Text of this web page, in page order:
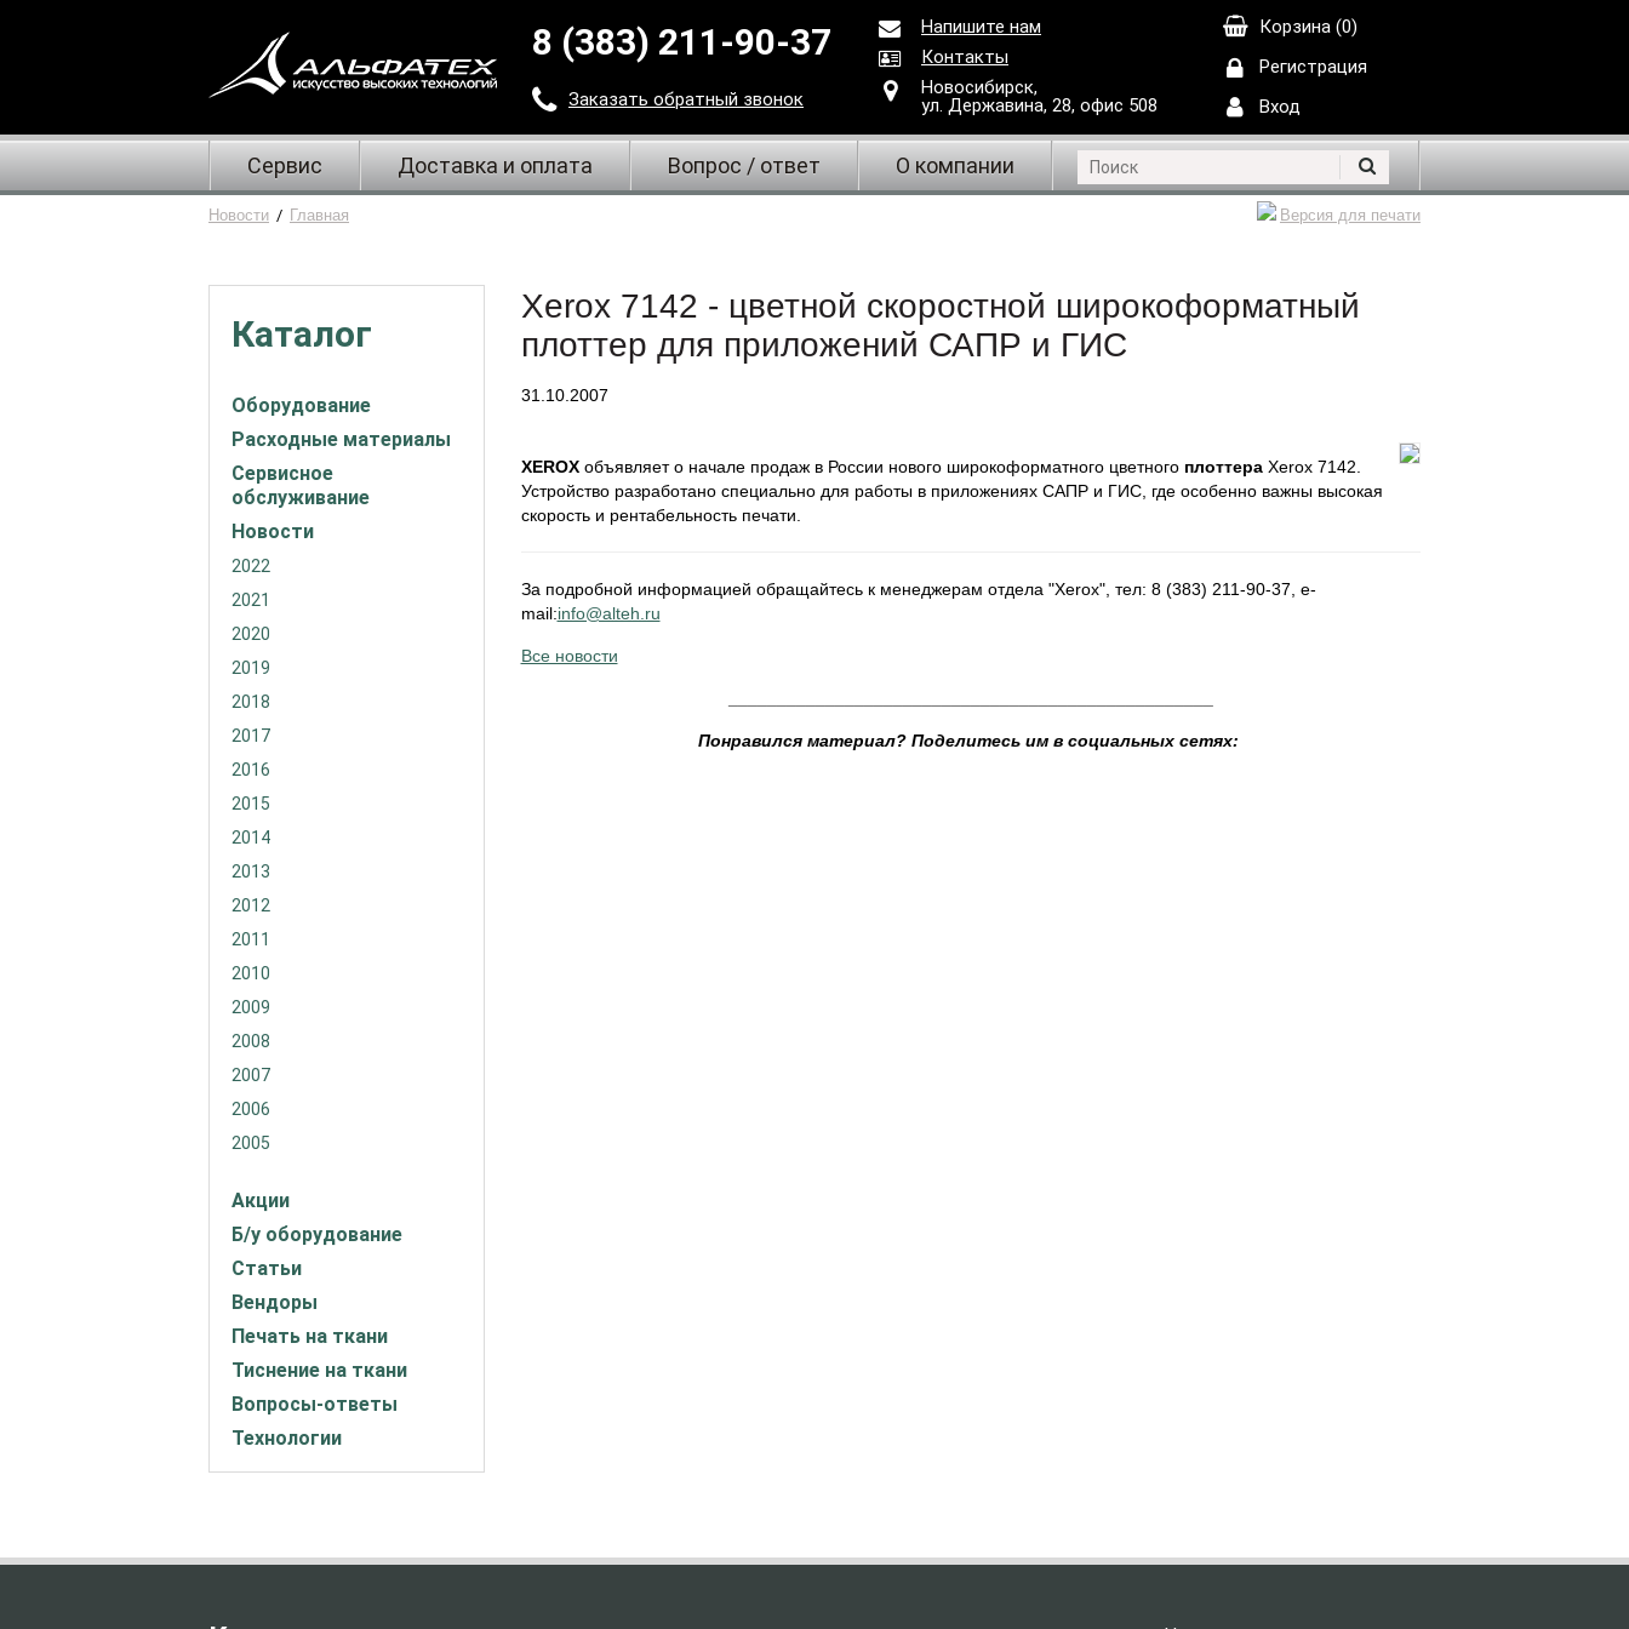
8 (383) 211-90-37
Заказать обратный звонок
Напишите нам
Контакты
Новосибирск,
ул. Державина, 28, офис 508
Корзина (0)
Регистрация
Вход
Сервис Доставка и оплата Вопрос / ответ О компании
Новости / Главная Версия для печати
Каталог
Оборудование
Расходные материалы
Сервисное
обслуживание
Новости
2022
2021
2020
2019
2018
2017
2016
2015
2014
2013
2012
2011
2010
2009
2008
2007
2006
2005
Акции
Б/у оборудование
Статьи
Вендоры
Печать на ткани
Тиснение на ткани
Вопросы-ответы
Технологии
Xerox 7142 - цветной скоростной широкоформатный
плоттер для приложений САПР и ГИС
31.10.2007
XEROXобъявляет о начале продаж в России нового широкоформатного цветного плоттераXerox 7142.
Устройство разработано специально для работы в приложениях САПР и ГИС, где особенно важны высокая
скорость и рентабельность печати.
За подробной информацией обращайтесь к менеджерам отдела "Xerox", тел: 8 (383) 211-90-37, e-
mail:info@alteh.ru
Все новости
Понравился материал? Поделитесь им в социальных сетях: